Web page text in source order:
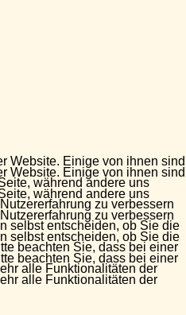
Website. Einige von ihnen sind
während andere uns
zu verbessern
selbst entscheiden, ob Sie die
beachten Sie, dass bei einer
alle Funktionalitäten der
Website. Einige von ihnen sind
während andere uns
zu verbessern
selbst entscheiden, ob Sie die
beachten Sie, dass bei einer
alle Funktionalitäten der